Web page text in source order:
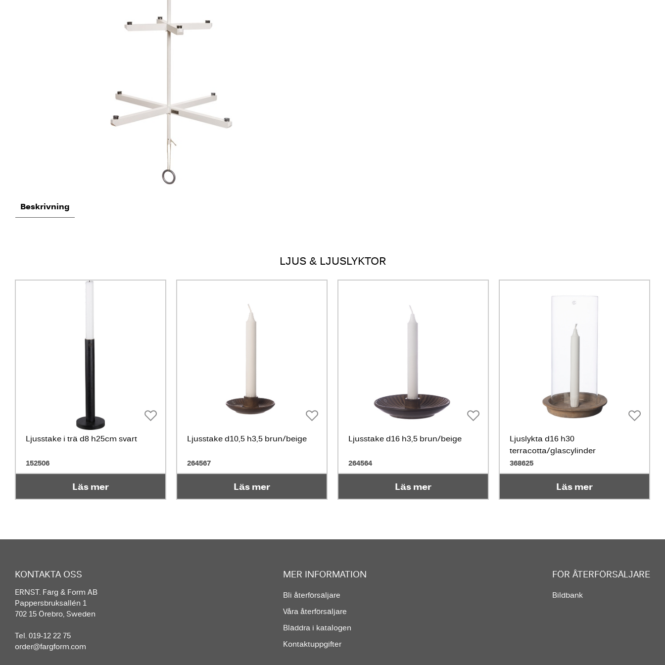
Beskrivning
LJUS & LJUSLYKTOR
Ljusstake i trä d8 h25cm svart
152506
Läs mer
Ljusstake d10,5 h3,5 brun/beige
264567
Läs mer
Ljusstake d16 h3,5 brun/beige
264564
Läs mer
Ljuslykta d16 h30
terracotta/glascylinder
368625
Läs mer
KONTAKTA OSS
ERNST. Färg & Form AB
Pappersbruksallén 1
702 15 Örebro, Sweden
Tel. 019-12 22 75
order@fargform.com
MER INFORMATION
Bli återförsäljare
Våra återförsäljare
Bläddra i katalogen
Kontaktuppgifter
FÖR ÅTERFÖRSÄLJARE
Bildbank